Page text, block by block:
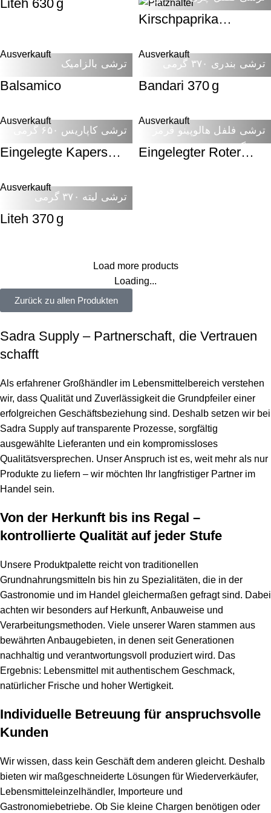
Liteh 630 g
Kirschpaprika
Ausverkauft
ترشی بالزامیک
Balsamico
Ausverkauft
ترشی بندری ۳۷۰ گرمی
Bandari 370 g
Ausverkauft
ترشی کاپاریس ۶۵۰ گرمی
Eingelegte Kapers
Ausverkauft
ترشی فلفل هالوپینو قرمز
۶۰۰ گرمی
Eingelegter Roter
Ausverkauft
ترشی لیته ۳۷۰ گرمی
Liteh 370 g
Load more products
Loading...
Zurück zu allen Produkten
Sadra Supply – Partnerschaft, die Vertrauen
schafft
Als erfahrener Großhändler im Lebensmittelbereich verstehen
wir, dass Qualität und Zuverlässigkeit die Grundpfeiler einer
erfolgreichen Geschäftsbeziehung sind. Deshalb setzen wir bei
Sadra Supply auf transparente Prozesse, sorgfältig
ausgewählte Lieferanten und ein kompromissloses
Qualitätsversprechen. Unser Anspruch ist es, weit mehr als nur
Produkte zu liefern – wir möchten Ihr langfristiger Partner im
Handel sein.
Von der Herkunft bis ins Regal –
kontrollierte Qualität auf jeder Stufe
Unsere Produktpalette reicht von traditionellen
Grundnahrungsmitteln bis hin zu Spezialitäten, die in der
Gastronomie und im Handel gleichermaßen gefragt sind. Dabei
achten wir besonders auf Herkunft, Anbauweise und
Verarbeitungsmethoden. Viele unserer Waren stammen aus
bewährten Anbaugebieten, in denen seit Generationen
nachhaltig und verantwortungsvoll produziert wird. Das
Ergebnis: Lebensmittel mit authentischem Geschmack,
natürlicher Frische und hoher Wertigkeit.
Individuelle Betreuung für anspruchsvolle
Kunden
Wir wissen, dass kein Geschäft dem anderen gleicht. Deshalb
bieten wir maßgeschneiderte Lösungen für Wiederverkäufer,
Lebensmitteleinzelhändler, Importeure und
Gastronomiebetriebe. Ob Sie kleine Chargen benötigen oder